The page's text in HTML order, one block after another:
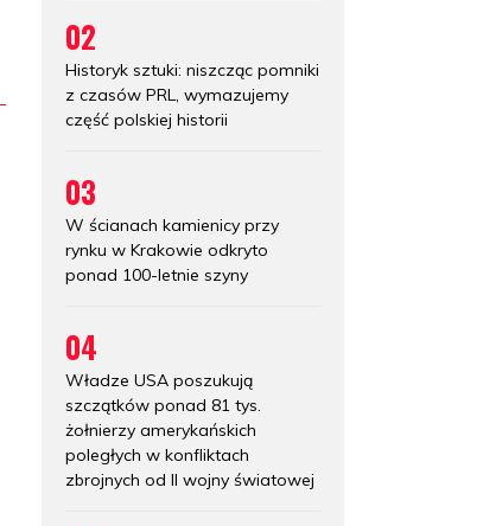
02
Historyk sztuki: niszcząc pomniki
z czasów PRL, wymazujemy
część polskiej historii
03
W ścianach kamienicy przy
rynku w Krakowie odkryto
ponad 100-letnie szyny
04
Władze USA poszukują
szczątków ponad 81 tys.
żołnierzy amerykańskich
poległych w konfliktach
zbrojnych od II wojny światowej